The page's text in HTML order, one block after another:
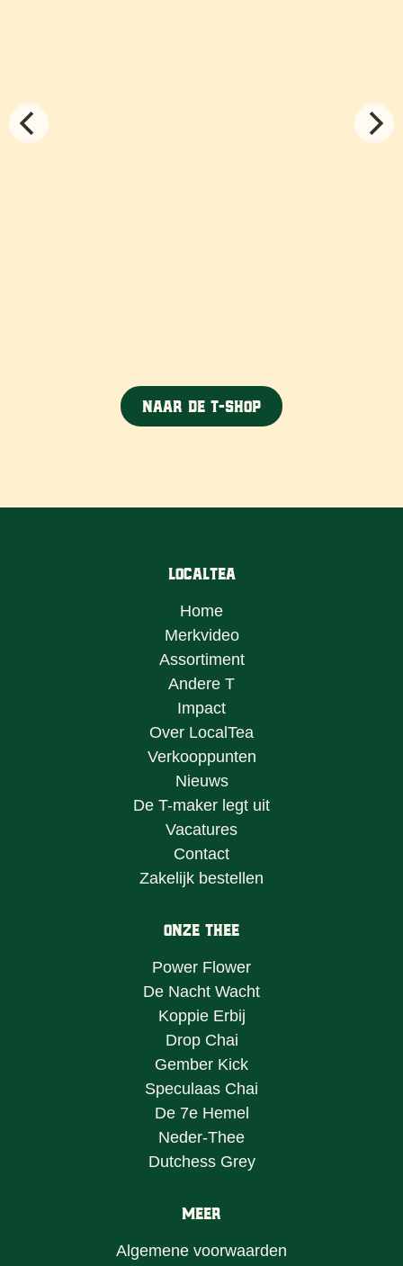
Naar de T-shop
LocalTea
Home
Merkvideo
Assortiment
Andere T
Impact
Over LocalTea
Verkooppunten
Nieuws
De T-maker legt uit
Vacatures
Contact
Zakelijk bestellen
Onze Thee
Power Flower
De Nacht Wacht
Koppie Erbij
Drop Chai
Gember Kick
Speculaas Chai
De 7e Hemel
Neder-Thee
Dutchess Grey
Meer
Algemene voorwaarden